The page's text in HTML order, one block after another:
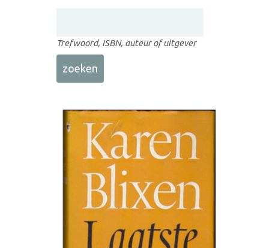
Trefwoord, ISBN, auteur of uitgever